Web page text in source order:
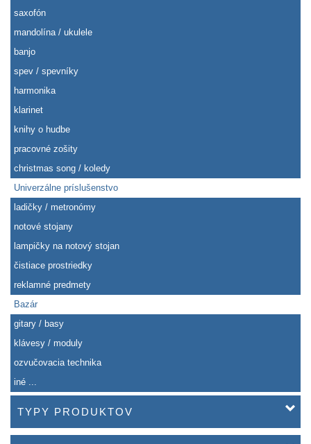
saxofón
mandolína / ukulele
banjo
spev / spevníky
harmonika
klarinet
knihy o hudbe
pracovné zošity
christmas song / koledy
Univerzálne príslušenstvo
ladičky / metronómy
notové stojany
lampičky na notový stojan
čistiace prostriedky
reklamné predmety
Bazár
gitary / basy
klávesy / moduly
ozvučovacia technika
iné ...
TYPY PRODUKTOV